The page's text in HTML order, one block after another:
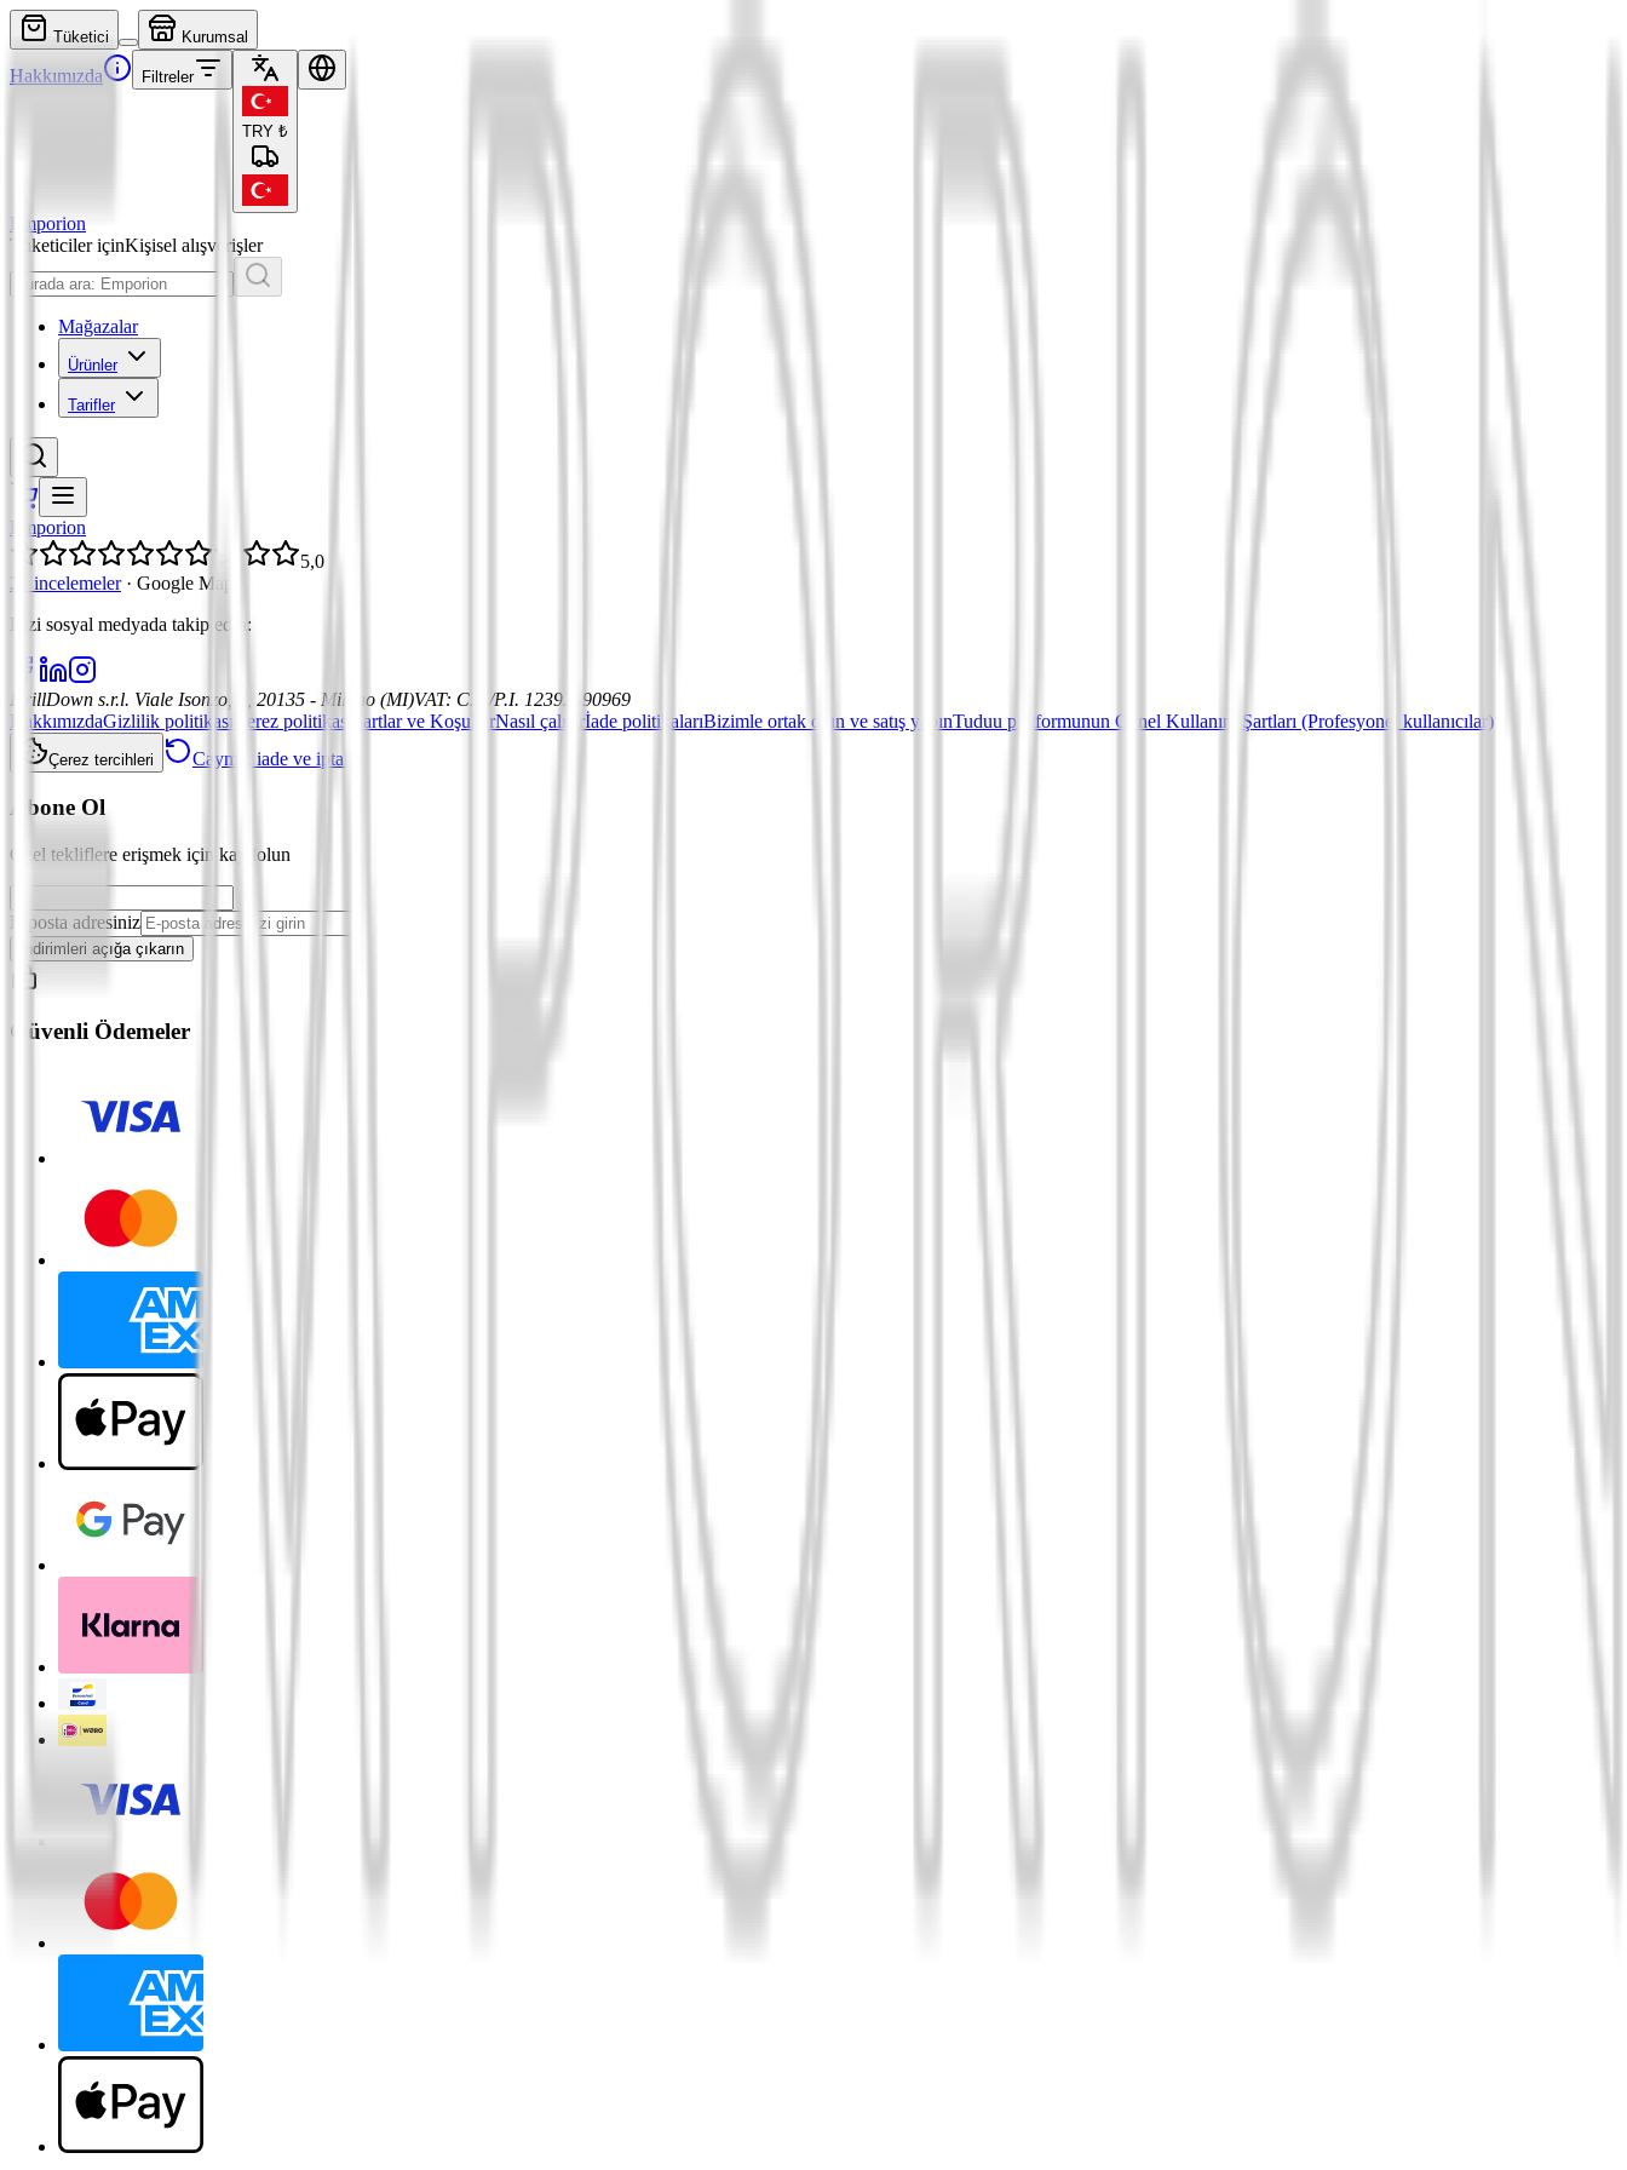
Tüketici Kurumsal
Hakkımızda Filtreler
TRY ₺
Emporion
Tüketiciler içinKişisel alışverişler
Mağazalar
Ürünler
Tarifler
Emporion
5,0
21 incelemeler · Google Maps
Bizi sosyal medyada takip edin :
DrillDown s.r.l. Viale Isonzo, 8, 20135 - Milano (MI)VAT: C.F./P.I. 12392590969
HakkımızdaGizlilik politikası Çerez politikası Şartlar ve KoşullarNasıl çalışırİade politikalarıBizimle ortak olun ve satış yapınTuduu platformunun Genel Kullanım Şartları (Profesyonel kullanıcılar)
Çerez tercihleri Cayma, iade ve iptal
Abone Ol
Özel tekliflere erişmek için kaydolun
E-posta adresiniz
İndirimleri açığa çıkarın
Güvenli Ödemeler